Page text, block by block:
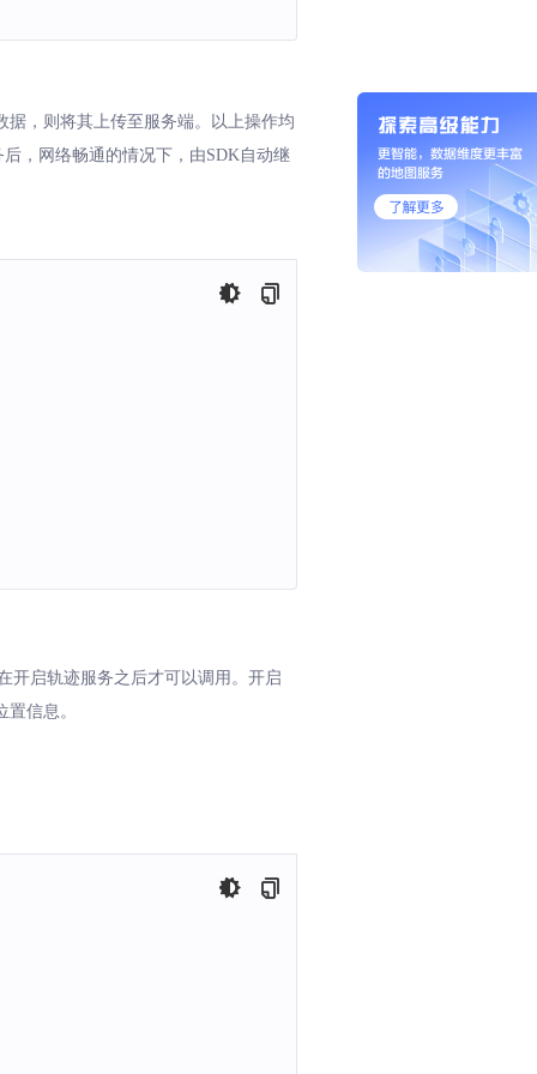
据，则将其上传至服务端。以上操作均
，网络畅通的情况下，由SDK自动继
开启轨迹服务之后才可以调用。开启
信息。